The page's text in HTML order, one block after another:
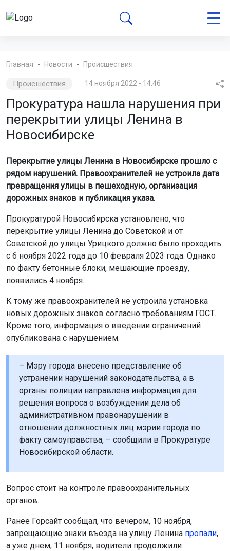
Главная Новости Происшествия
Происшествия 14 ноября 2022 - 14:46
Прокуратура нашла нарушения при
перекрытии улицы Ленина в
Новосибирске
Перекрытие улицы Ленина в Новосибирске прошло с
рядом нарушений. Правоохранителей не устроила дата
превращения улицы в пешеходную, организация
дорожных знаков и публикация указа.
Прокуратурой Новосибирска установлено, что
перекрытие улицы Ленина до Советской и от
Советской до улицы Урицкого должно было проходить
с 6 ноября 2022 года до 10 февраля 2023 года. Однако
по факту бетонные блоки, мешающие проезду,
появились 4 ноября.
К тому же правоохранителей не устроила установка
новых дорожных знаков согласно требованиям ГОСТ.
Кроме того, информация о введении ограничений
опубликована с нарушением.
– Мэру города внесено представление об
устранении нарушений законодательства, а в
органы полиции направлена информация для
решения вопроса о возбуждении дела об
административном правонарушении в
отношении должностных лиц мэрии города по
факту самоуправства, – сообщили в Прокуратуре
Новосибирской области.
Вопрос стоит на контроле правоохранительных
органов.
Ранее Горсайт сообщал, что вечером, 10 ноября,
запрещающие знаки въезда на улицу Ленина пропали,
а уже днем, 11 ноября, водители продолжили